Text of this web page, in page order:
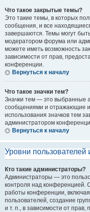
Что такое закрытые темы?
Это такие темы, в которых
сообщения, и все
завершаются. Темы могут
модератором форума или
можете иметь возможность
зависимости от прав,
конференции.
Вернуться к началу
Что такое значки тем?
Значки тем — это выбранные
сообщениями и отражающие
использования значков тем
администратором
Вернуться к началу
Уровни пользователей
Кто такие администраторы?
Администраторы — это
контроля над конференцией.
работы конференции,
пользователей, создание
и т. п., в зависимости от